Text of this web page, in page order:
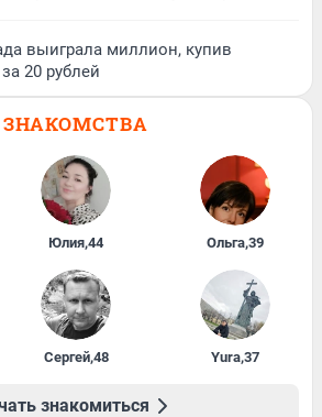
выиграла миллион, купив
20 рублей
ЗНАКОМСТВА
Юлия,44 Ольга,39
Сергей,48 Yura,37
знакомиться